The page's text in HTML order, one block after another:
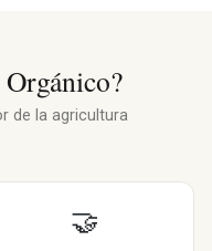
de la agricultura
🤝